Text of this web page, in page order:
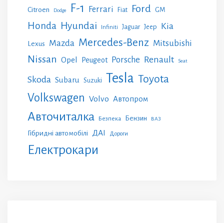
Citroen Dodge F-1 Ferrari Fiat Ford GM
Honda Hyundai Infiniti Jaguar Jeep Kia
Lexus Mazda Mercedes-Benz Mitsubishi
Nissan Opel Peugeot Porsche Renault Seat
Skoda Subaru Suzuki Tesla Toyota
Volkswagen Volvo Автопром
Авточиталка Безпека Бензин ВАЗ
Гібридні автомобілі ДАІ Дороги
Електрокари